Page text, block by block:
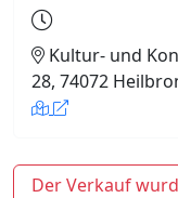
Kultur- und
28, 74072
Der Verkauf